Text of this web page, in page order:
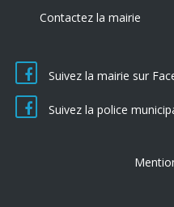
Contactez la mairie
Suivez la mairie sur
Suivez la police